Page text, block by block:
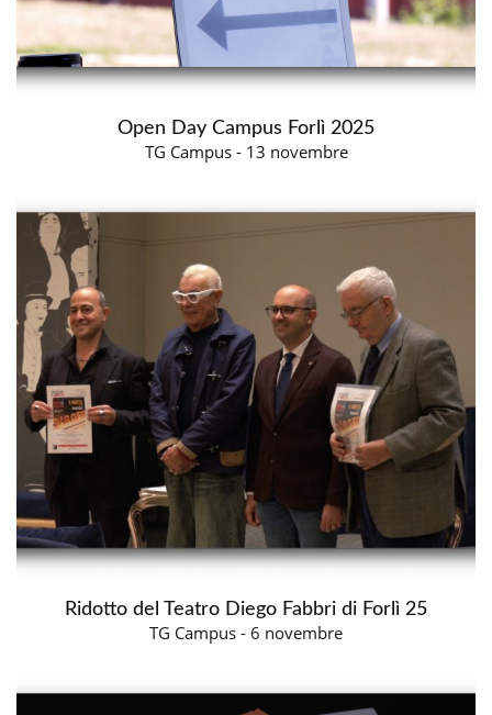
Open Day Campus Forlì 2025
TG Campus - 13 novembre
Ridotto del Teatro Diego Fabbri di Forlì 25
TG Campus - 6 novembre